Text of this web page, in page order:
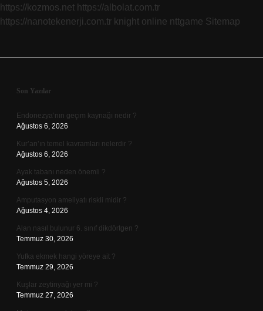
https://kozmos.net https://albolat.com.tr
https://nanotekenerji.com.tr knight online nttgame Sitemap
Sidebar
Son Yazılar
Endonezya’nın geçim kaynağı nedir ?
Ağustos 6, 2026
Kur’an’ın temel kavramları nelerdir ?
Ağustos 6, 2026
Ayak tabanı neden önemli ?
Ağustos 5, 2026
Amputasyon ameliyatı riskli midir ?
Ağustos 4, 2026
Alan nasıl bulunur 6. sınıf dikdörtgen ?
Temmuz 30, 2026
Yufka ekmek hangi yöreye ait ?
Temmuz 29, 2026
Kuşlar zeytinyağı yer mi ?
Temmuz 27, 2026